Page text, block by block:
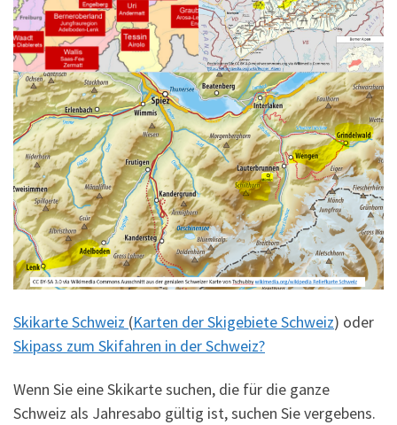
Skikarte Schweiz (Karten der Skigebiete Schweiz) oder
Skipass zum Skifahren in der Schweiz?
Wenn Sie eine Skikarte suchen, die für die ganze
Schweiz als Jahresabo gültig ist, suchen Sie vergebens.